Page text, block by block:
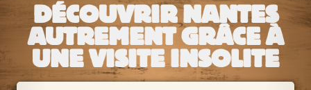
DÉCOUVRIR NANTES
AUTREMENT GRÂCE À
UNE VISITE INSOLITE